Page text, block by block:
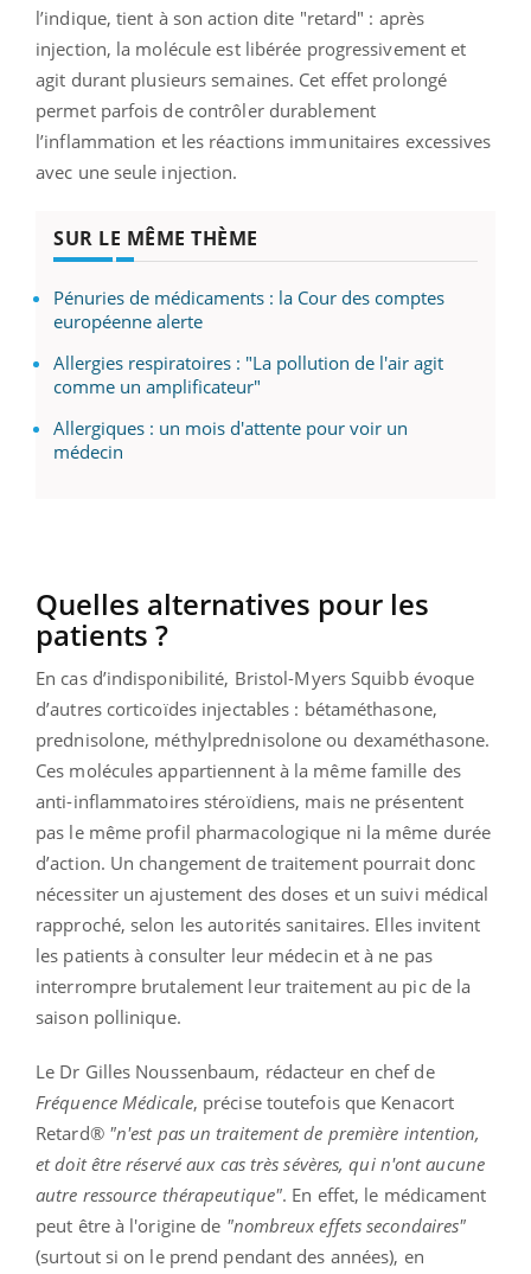
l’indique, tient à son action dite "retard" : après
injection, la molécule est libérée progressivement et
agit durant plusieurs semaines. Cet effet prolongé
permet parfois de contrôler durablement
l’inflammation et les réactions immunitaires excessives
avec une seule injection.
SUR LE MÊME THÈME
Pénuries de médicaments : la Cour des comptes
européenne alerte
Allergies respiratoires : "La pollution de l'air agit
comme un amplificateur"
Allergiques : un mois d'attente pour voir un
médecin
Quelles alternatives pour les
patients ?
En cas d’indisponibilité, Bristol-Myers Squibb évoque
d’autres corticoïdes injectables : bétaméthasone,
prednisolone, méthylprednisolone ou dexaméthasone.
Ces molécules appartiennent à la même famille des
anti-inflammatoires stéroïdiens, mais ne présentent
pas le même profil pharmacologique ni la même durée
d’action. Un changement de traitement pourrait donc
nécessiter un ajustement des doses et un suivi médical
rapproché, selon les autorités sanitaires. Elles invitent
les patients à consulter leur médecin et à ne pas
interrompre brutalement leur traitement au pic de la
saison pollinique.
Le Dr Gilles Noussenbaum, rédacteur en chef de
Fréquence Médicale, précise toutefois que Kenacort
Retard® "n'est pas un traitement de première intention,
et doit être réservé aux cas très sévères, qui n'ont aucune
autre ressource thérapeutique". En effet, le médicament
peut être à l'origine de "nombreux effets secondaires"
(surtout si on le prend pendant des années), en